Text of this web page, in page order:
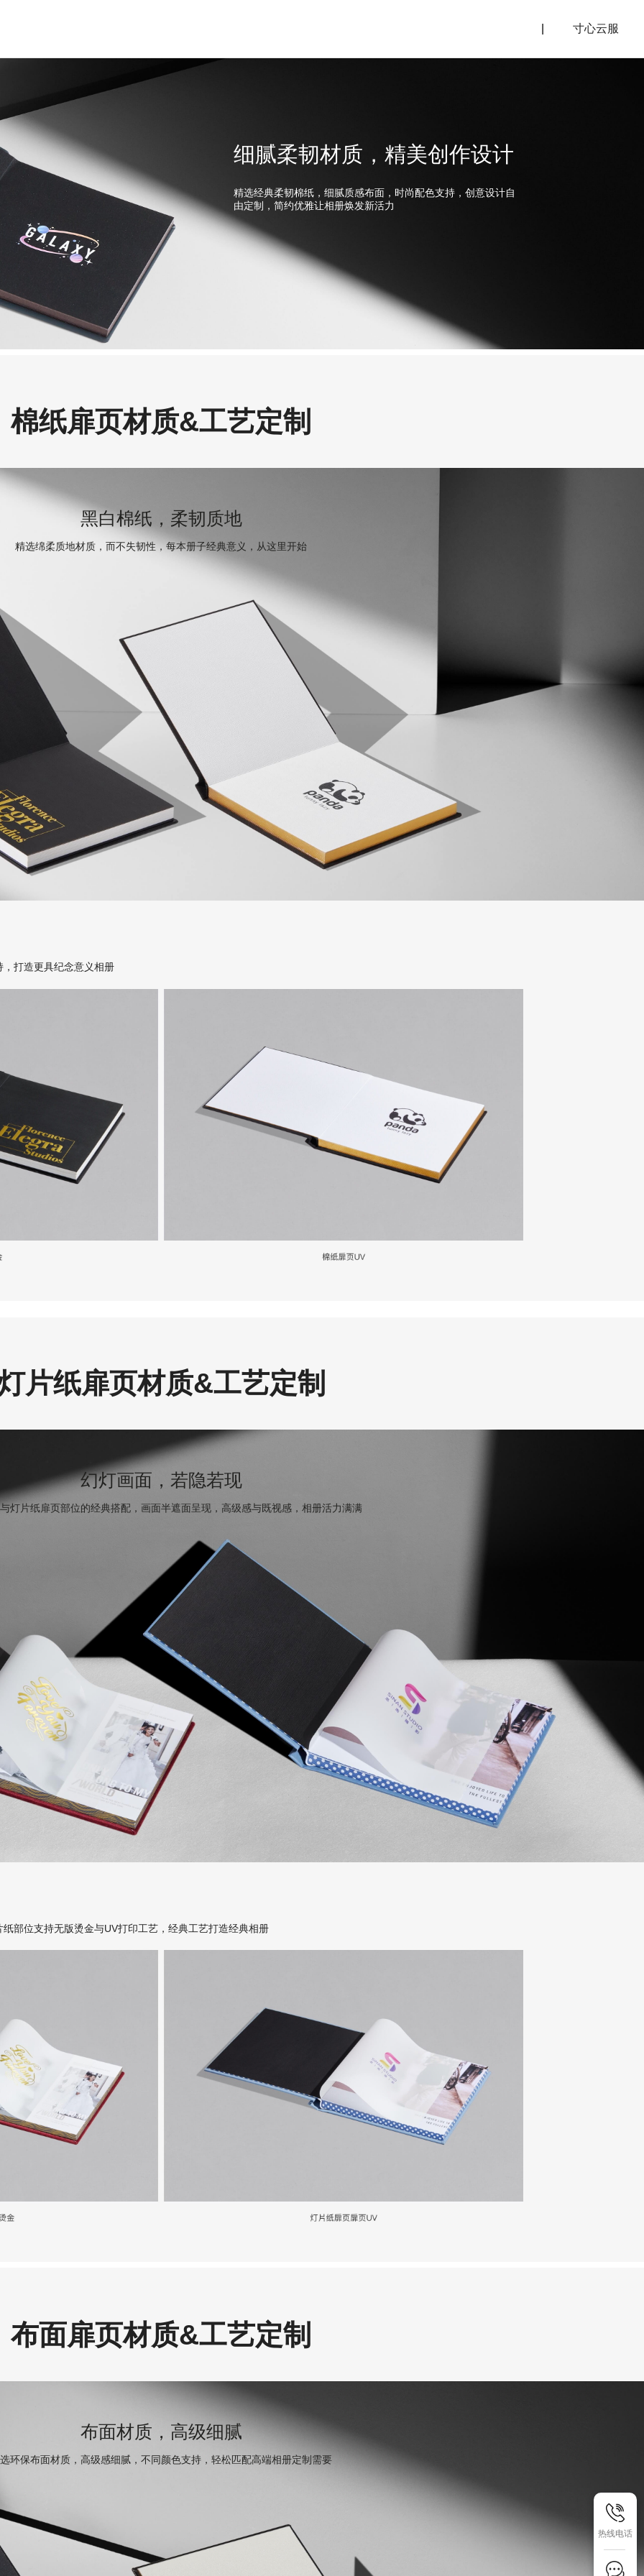
寸心云服
细腻柔韧材质，精美创作设计
精选经典柔韧棉纸，细腻质感布面，时尚配色支持，创意设计自
由定制，简约优雅让相册焕发新活力
棉纸扉页材质&工艺定制
黑白棉纸，柔韧质地
精选绵柔质地材质，而不失韧性，每本册子经典意义，从这里开始
打造更具纪念意义相册
片纸扉页材质&工艺定制
幻灯画面，若隐若现
灯片纸扉页部位的经典搭配，画面半遮面呈现，高级感与既视感，相册活力满满
部位支持无版烫金与UV打印工艺，经典工艺打造经典相册
布面扉页材质&工艺定制
布面材质，高级细腻
环保布面材质，高级感细腻，不同颜色支持，轻松匹配高端相册定制需要
热线电话